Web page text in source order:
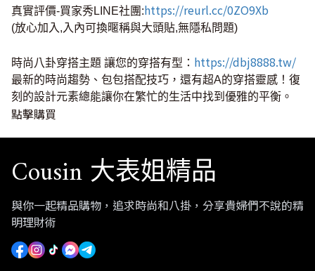
真實評價-買家秀LINE社團:https://reurl.cc/0ZO9Xb
(放心加入,入內可換暱稱與大頭貼,無隱私問題)
時尚八卦穿搭主題 讓您的穿搭有型： https://dbj8888.tw/
最新的時尚趨勢、包包搭配技巧，還有超A的穿搭靈感！復
刻的設計元素總能讓你在繁忙的生活中找到優雅的平衡。
點擊購買
Cousin 大表姐精品
與你一起精品購物，追求時尚和八掛，分享貴婦們不說的精
明理財術